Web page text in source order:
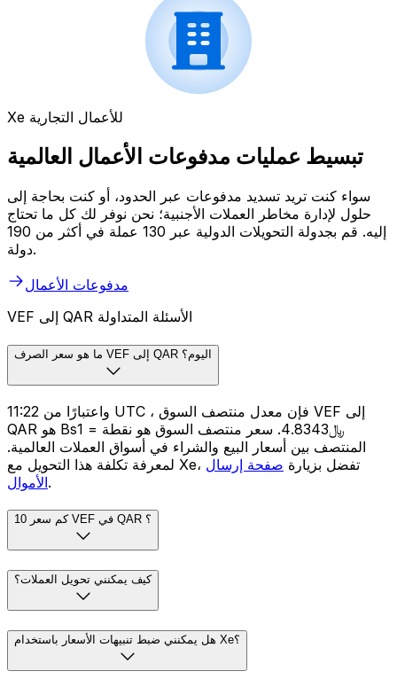
Xe للأعمال التجارية
تبسيط عمليات مدفوعات الأعمال العالمية
سواء كنت تريد تسديد مدفوعات عبر الحدود، أو كنت بحاجة إلى
حلول لإدارة مخاطر العملات الأجنبية؛ نحن نوفر لك كل ما تحتاج
إليه. قم بجدولة التحويلات الدولية عبر 130 عملة في أكثر من 190
دولة.
مدفوعات الأعمال
VEF إلى QAR الأسئلة المتداولة
ما هو سعر الصرف VEF إلى QAR اليوم؟
واعتبارًا من 11:22 UTC ، فإن معدل منتصف السوق VEF إلى
QAR هو Bs1 = ﷼4.8343. سعر منتصف السوق هو نقطة
المنتصف بين أسعار البيع والشراء في أسواق العملات العالمية.
لمعرفة تكلفة هذا التحويل مع Xe، تفضل بزيارة صفحة إرسال
الأموال.
كم سعر 10 VEF في QAR ؟
كيف يمكنني تحويل العملات؟
هل يمكنني ضبط تنبيهات الأسعار باستخدام Xe؟